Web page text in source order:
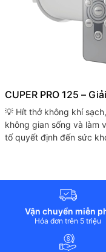
CUPER PRO 125 –
Công Nghệ Hồi Nhiệt
💡 Hít thở không khí
không gian sống và làm
tố quyết định đến sức
Vận chuyển miễn
Hóa đơn trên 5 triệu